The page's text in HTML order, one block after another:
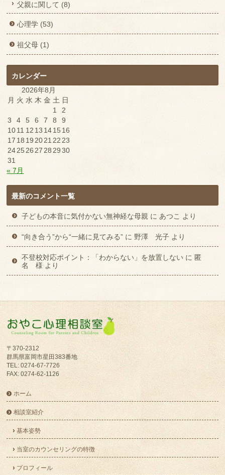
父親に関して (8)
心理学 (53)
祖父母 (1)
カレンダー
2026年8月
月 火 水 木 金 土 日
1
2
3
4 5 6 7 8
9
1011 12 13 141516
17 18 19202122 23
242526 27 28 29 30
31
« 7月
最新のコメント一覧
子どもの本音に気付かない無神経な母親 にあつこ より
“向き合う”から“一緒に見てみる” に 野澤 光子 より
不登校対応ポイント：「わからない」を放置しない に 匿
名 様 より
〒370-2312
群馬県富岡市星田383番地
TEL: 0274-67-7726
FAX: 0274-62-1126
ホーム
相談室紹介
基本姿勢
当室のカウンセリングの特徴
プロフィール